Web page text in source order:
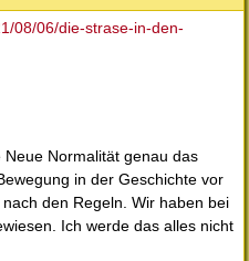
08/06/die-strase-in-den-
Normalität genau das
in der Geschichte vor
den Regeln. Wir haben bei
Ich werde das alles nicht